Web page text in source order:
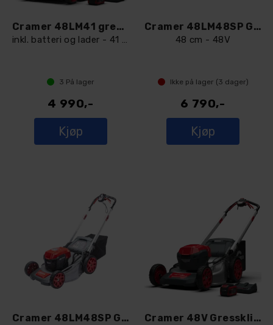
Cramer 48LM41 gressklipper
inkl. batteri og lader - 41 cm
3 På lager
4 990,-
Kjøp
Cramer 48LM48SP Gressklipper
48 cm - 48V
Ikke på lager (3 dager)
6 790,-
Kjøp
Cramer 48LM48SP Gressklipper Cramer 48V Gressklipper - 48LM48SPK4